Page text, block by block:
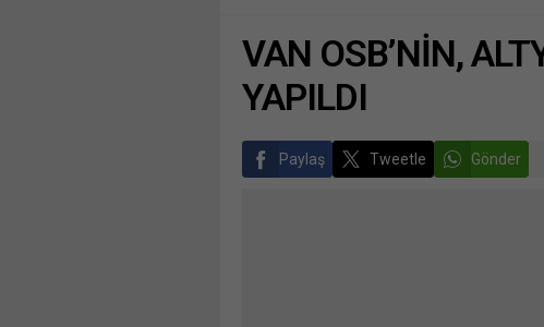
VAN OSB’NİN,
YAPILDI
Paylaş Tweetle Gönder